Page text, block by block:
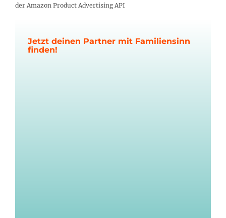
der Amazon Product Advertising API
Jetzt deinen Partner mit Familiensinn
finden!